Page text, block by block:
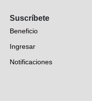
EH Verifica
Fotogalerías
Deportes
Videos
Suscríbete
Beneficio
Ingresar
Notificaciones